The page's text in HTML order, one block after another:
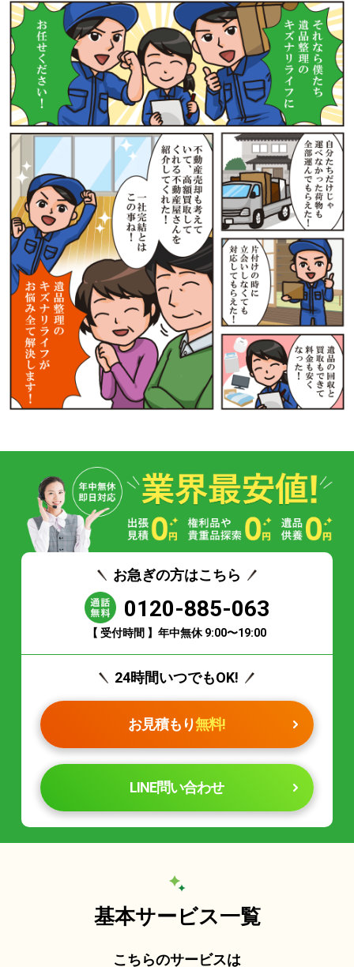
お急ぎの方はこちら
0120-885-063
【 受付時間 】年中無休 9:00〜19:00
24時間いつでもOK!
お見積もり無料!
LINE問い合わせ
基本サービス一覧
こちらのサービスは